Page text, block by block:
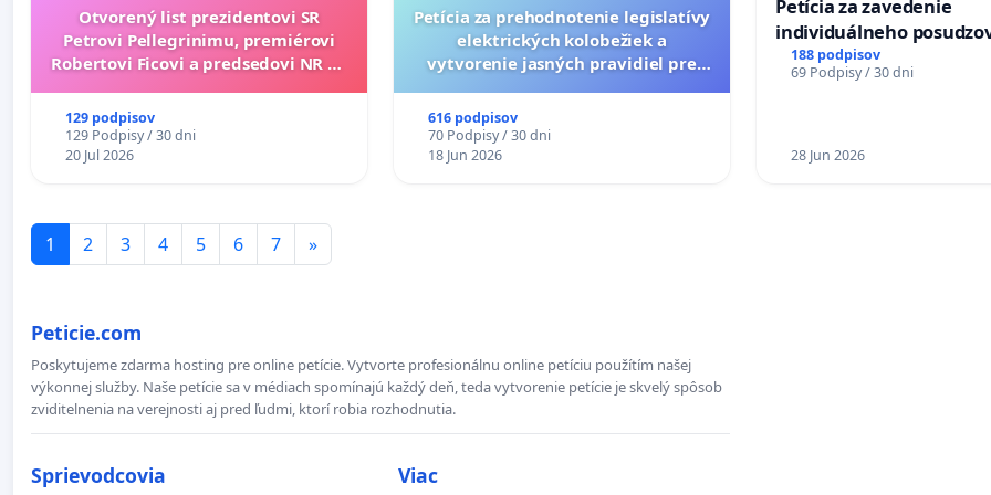
Otvorený list prezidentovi SR
Petrovi Pellegrinimu, premiérovi
Robertovi Ficovi a predsedovi NR SR
129 podpisov
129 Podpisy / 30 dni
20 Jul 2026
Petícia za prehodnotenie legislatívy
elektrických kolobežiek a
vytvorenie jasných pravidiel pre
616 podpisov
70 Podpisy / 30 dni
18 Jun 2026
Petícia za zavedenie
individuálneho
zdravotnej spôsobilosti
diabetom 1. a 2. typu pri
188 podpisov
69 Podpisy / 30 dni
28 Jun 2026
1 2 3 4 5 6 7 »
Peticie.com
Poskytujeme zdarma hosting pre online petície. Vytvorte profesionálnu online petíciu použítím našej
výkonnej služby. Naše petície sa v médiach spomínajú každý deň, teda vytvorenie petície je skvelý spôsob
zviditelnenia na verejnosti aj pred ľudmi, ktorí robia rozhodnutia.
Sprievodcovia Viac